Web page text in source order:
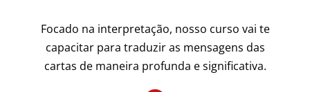
Focado na interpretação, nosso curso vai te
capacitar para traduzir as mensagens das
cartas de maneira profunda e significativa.